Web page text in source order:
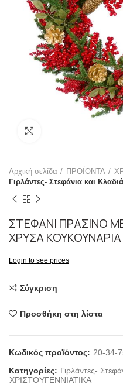
Αρχική σελίδα ΠΡΟΪΟΝΤΑ
Γιρλάντες- Στεφάνια και Κλαδιά
ΣΤΕΦΑΝΙ ΠΡΑΣΙΝΟ ΜΕ
ΧΡΥΣΑ ΚΟΥΚΟΥΝΑΡΙΑ
Login to see prices
Σύγκριση
Προσθήκη στη λίστα
Κωδικός προϊόντος: 20-34-
Κατηγορίες: Γιρλάντες-
ΧΡΙΣΤΟΥΓΕΝΝΙΑΤΙΚΑ